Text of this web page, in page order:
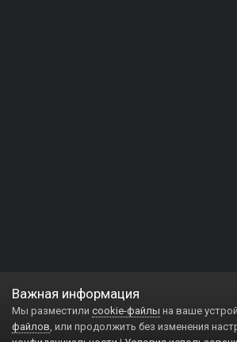
Важная информация
Мы разместили cookie-файлы на ваше
файлов, или продолжить без изменения